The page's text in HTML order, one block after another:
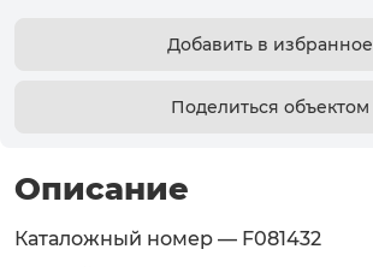
Добавить в избранное
Поделиться объектом
Описание
Каталожный номер — F081432